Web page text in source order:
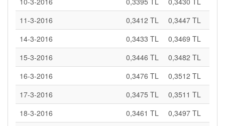
11-3-2016
0,3412 TL
0,3447 TL
14-3-2016
0,3433 TL
0,3469 TL
15-3-2016
0,3446 TL
0,3482 TL
16-3-2016
0,3476 TL
0,3512 TL
17-3-2016
0,3475 TL
0,3511 TL
18-3-2016
0,3461 TL
0,3497 TL